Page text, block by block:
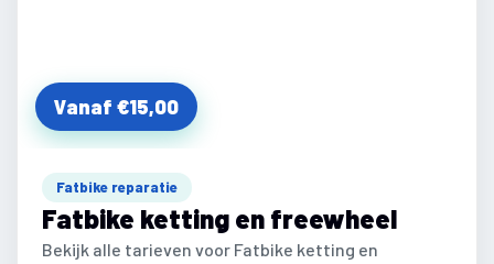
Vanaf €15,00
Fatbike reparatie
Fatbike ketting en freewheel
Bekijk alle tarieven voor Fatbike ketting en